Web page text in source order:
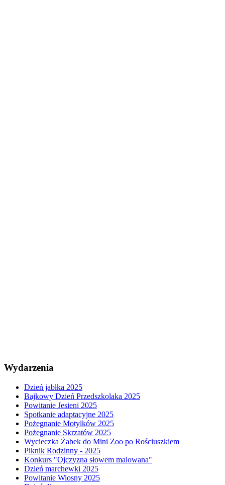
Wydarzenia
Dzień jabłka 2025
Bajkowy Dzień Przedszkolaka 2025
Powitanie Jesieni 2025
Spotkanie adaptacyjne 2025
Pożegnanie Motylków 2025
Pożegnanie Skrzatów 2025
Wycieczka Żabek do Mini Zoo po Rościuszkiem
Piknik Rodzinny - 2025
Konkurs "Ojczyzna słowem malowana"
Dzień marchewki 2025
Powitanie Wiosny 2025